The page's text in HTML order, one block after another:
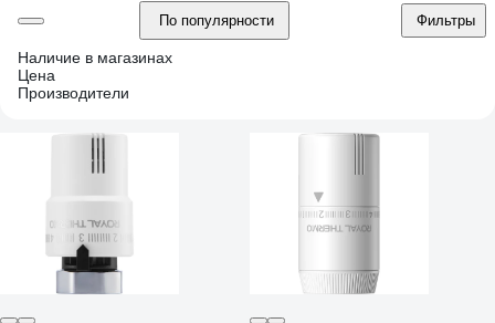
По популярности Фильтры
Наличие в магазинах
Цена
Производители